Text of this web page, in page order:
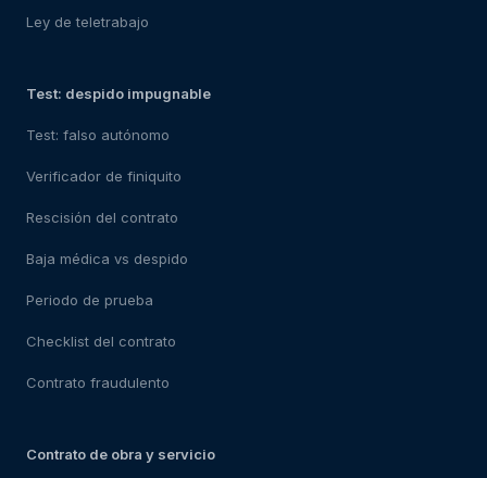
Ley de teletrabajo
Test: despido impugnable
Test: falso autónomo
Verificador de finiquito
Rescisión del contrato
Baja médica vs despido
Periodo de prueba
Checklist del contrato
Contrato fraudulento
Contrato de obra y servicio